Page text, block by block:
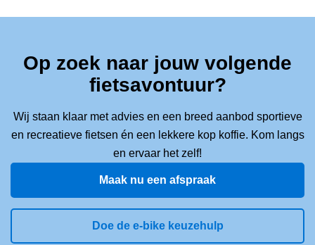
Op zoek naar jouw volgende
fietsavontuur?
Wij staan klaar met advies en een breed aanbod sportieve
en recreatieve fietsen én een lekkere kop koffie. Kom langs
en ervaar het zelf!
Maak nu een afspraak
Doe de e-bike keuzehulp